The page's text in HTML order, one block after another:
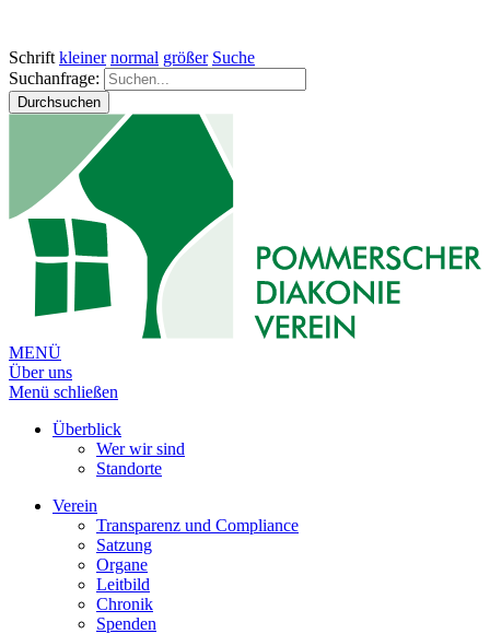
Schrift kleiner normal größer Suche
Suchanfrage:
Durchsuchen
MENÜ
Über uns
Menü schließen
Überblick
Wer wir sind
Standorte
Verein
Transparenz und Compliance
Satzung
Organe
Leitbild
Chronik
Spenden